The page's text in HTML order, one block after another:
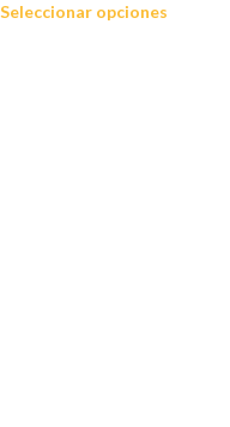
Seleccionar opciones